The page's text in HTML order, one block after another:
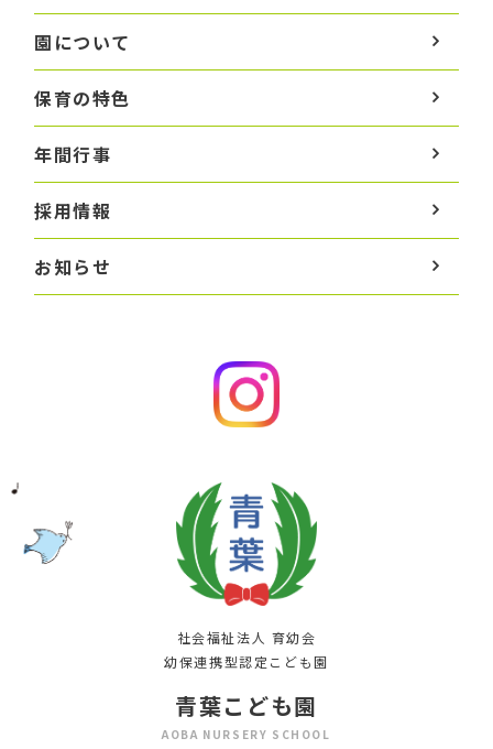
園について
保育の特色
年間行事
採用情報
お知らせ
社会福祉法人 育幼会
幼保連携型認定こども園
青葉こども園
AOBA NURSERY SCHOOL